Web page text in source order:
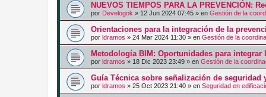
NUEVOS TIEMPOS PARA LA PREVENCIÓN:
por Develogok » 12 Jun 2024 07:45 » en Gestión de la
Orientaciones para la integración de la
por ldramos » 24 Mar 2024 11:30 » en Gestión de la
Metodología BIM: Oportunidades para
por ldramos » 18 Dic 2023 23:49 » en Gestión de la
Guía Técnica sobre señalización de seguridad
por ldramos » 25 Oct 2023 21:40 » en Seguridad en